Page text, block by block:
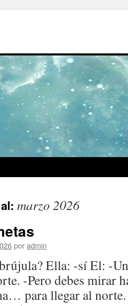
marzo 2026
poradmin
Ella: -sí El: -
-Pero debes mirar
para llegar al norte.